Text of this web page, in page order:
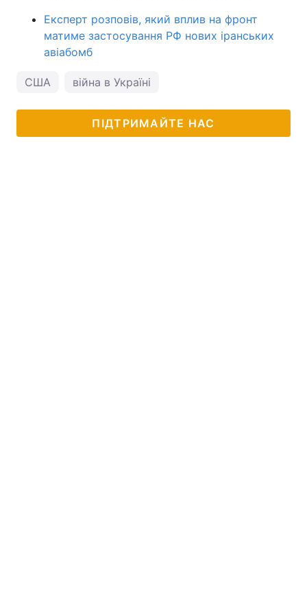
Експерт розповів, який вплив на фронт
матиме застосування РФ нових іранських
авіабомб
США війна в Україні
ПІДТРИМАЙТЕ НАС